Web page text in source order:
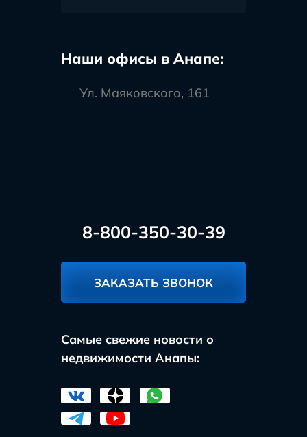
Наши офисы в Анапе:
Ул. Маяковского, 161
8-800-350-30-39
ЗАКАЗАТЬ ЗВОНОК
Самые свежие новости о
недвижимости Анапы: